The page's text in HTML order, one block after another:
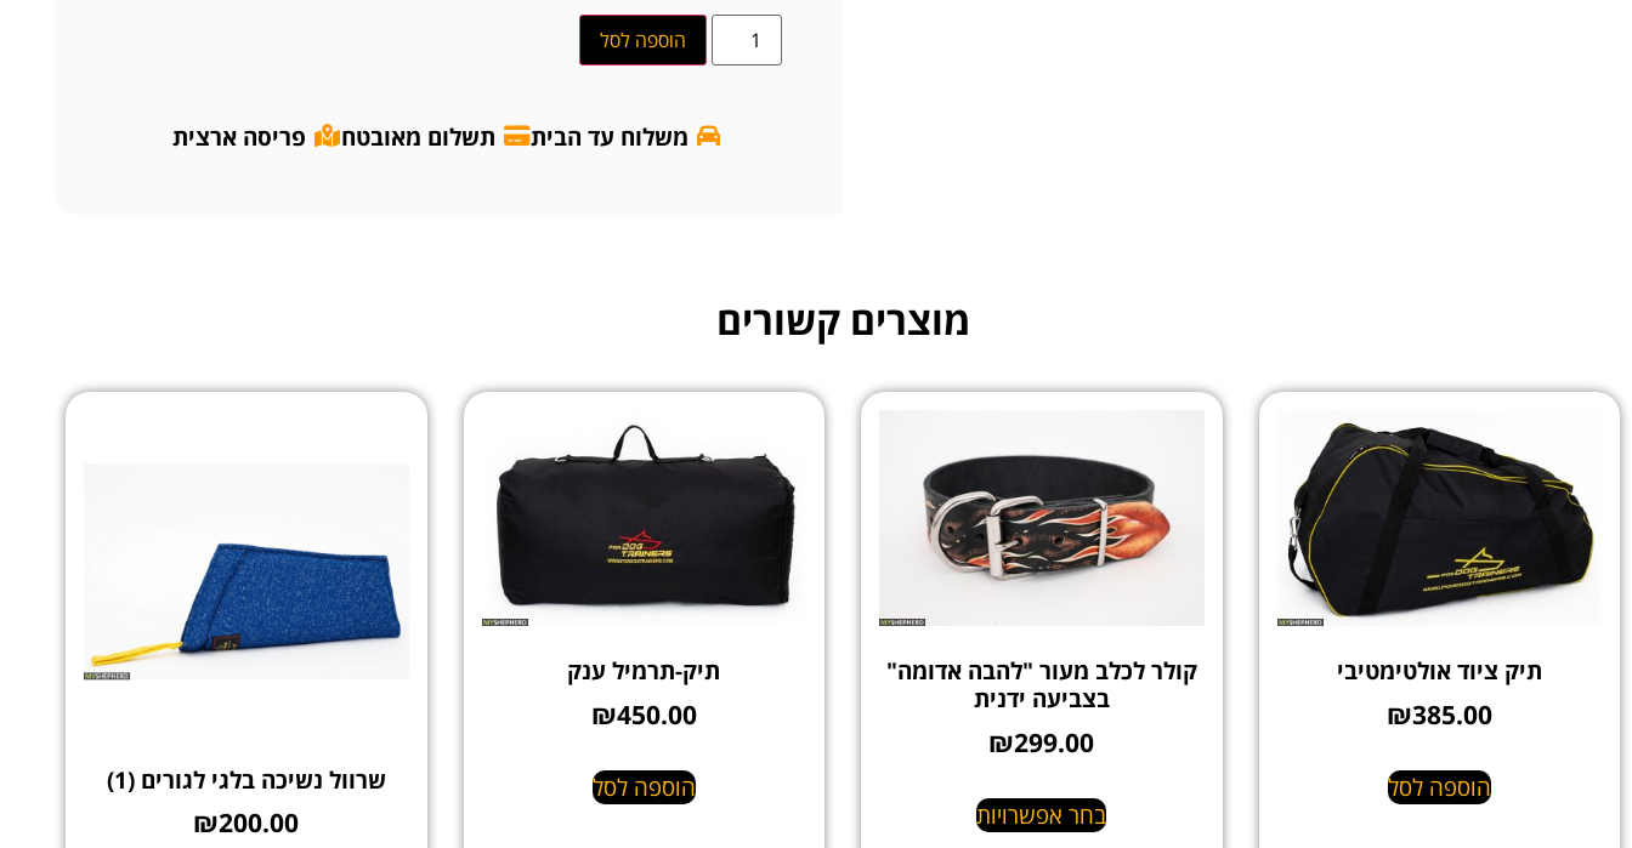
הוספה לסל
משלוח עד הבית תשלום מאובטח פריסה ארצית
מוצרים קשורים
תיק ציוד אולטימטיבי
₪385.00
הוספה לסל
קולר לכלב מעור "להבה אדומה"
בצביעה ידנית
₪299.00
בחר אפשרויות
תיק-תרמיל ענק
₪450.00
הוספה לסל שרוול נשיכה בלגי לגורים (1)
₪200.00